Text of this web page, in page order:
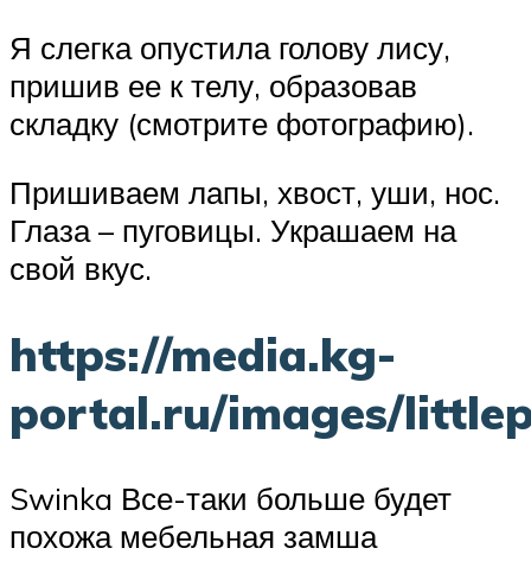
Я слегка опустила голову лису,
пришив ее к телу, образовав
складку (смотрите фотографию).
Пришиваем лапы, хвост, уши, нос.
Глаза – пуговицы. Украшаем на
свой вкус.
https://media.kg-
portal.ru/images/
Swinka Все-таки больше будет
похожа мебельная замша